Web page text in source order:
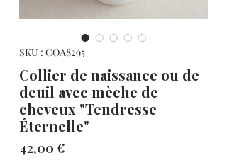
SKU : COA8295
Collier de naissance ou de
deuil avec mèche de
cheveux "Tendresse
Éternelle"
42,00 €